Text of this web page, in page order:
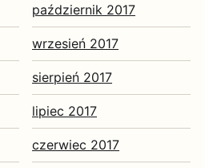
październik 2017
wrzesień 2017
sierpień 2017
lipiec 2017
czerwiec 2017